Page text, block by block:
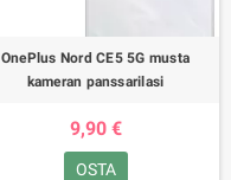
OnePlus Nord CE5 5G musta
kameran panssarilasi
9,90 €
OSTA